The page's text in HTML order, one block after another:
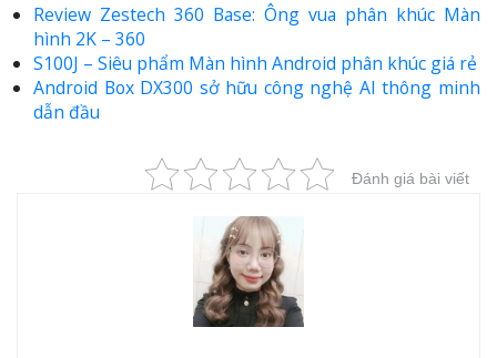
Review Zestech 360 Base: Ông vua phân khúc Màn
hình 2K – 360
S100J – Siêu phẩm Màn hình Android phân khúc giá rẻ
Android Box DX300 sở hữu công nghệ AI thông minh
dẫn đầu
Đánh giá bài viết